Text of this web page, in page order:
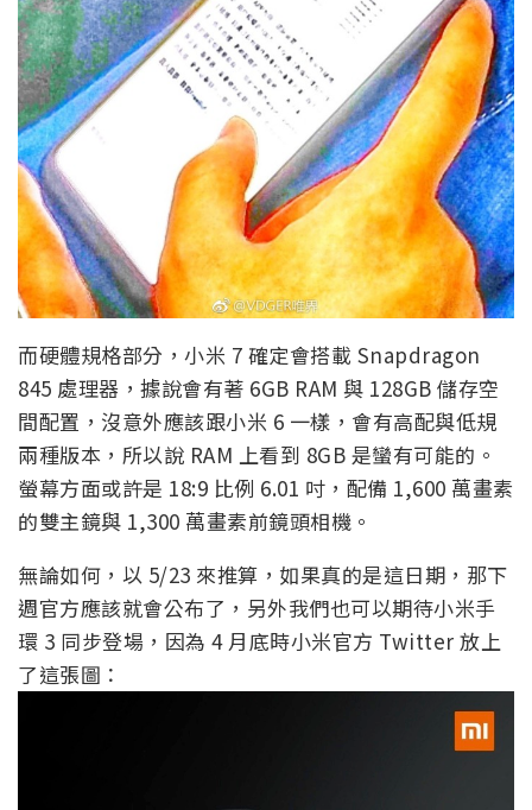
而硬體規格部分，小米 7 確定會搭載 Snapdragon
845 處理器，據說會有著 6GB RAM 與 128GB 儲存空
間配置，沒意外應該跟小米 6 一樣，會有高配與低規
兩種版本，所以說 RAM 上看到 8GB 是蠻有可能的。
螢幕方面或許是 18:9 比例 6.01 吋，配備 1,600 萬畫素
的雙主鏡與 1,300 萬畫素前鏡頭相機。
無論如何，以 5/23 來推算，如果真的是這日期，那下
週官方應該就會公布了，另外我們也可以期待小米手
環 3 同步登場，因為 4 月底時小米官方 Twitter 放上
了這張圖：